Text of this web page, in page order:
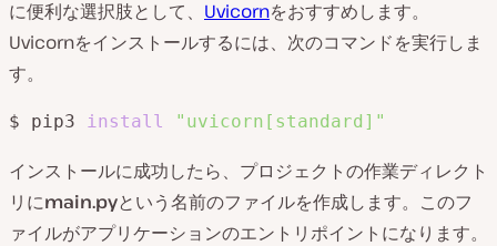
に便利な選択肢として、 Uvicornをおすすめします。
Uvicornをインストールするには、次のコマンドを実行しま
す。
$ pip3 install "uvicorn[standard]"
インストールに成功したら、プロジェクトの作業ディレクト
リにmain.pyという名前のファイルを作成します。このフ
ァイルがアプリケーションのエントリポイントになります。